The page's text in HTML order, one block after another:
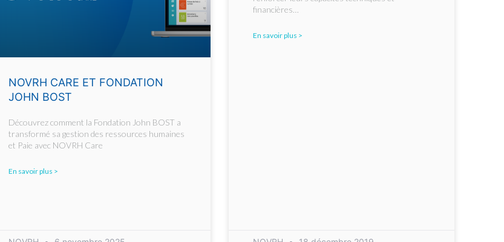
NOVRH CARE ET FONDATION
JOHN BOST
Découvrez comment la Fondation John BOST a
transformé sa gestion des ressources humaines
et Paie avec NOVRH Care
En savoir plus >
financières…
En savoir plus >